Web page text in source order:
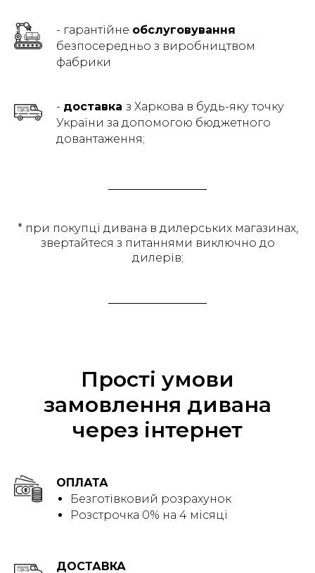
- гарантійне обслуговування
безпосередньо з виробництвом
фабрики
- доставка з Харкова в будь-яку точку
України за допомогою бюджетного
довантаження;
* при покупці дивана в дилерських магазинах,
звертайтеся з питаннями виключно до
дилерів;
Прості умови
замовлення дивана
через інтернет
ОПЛАТА
Безготівковий розрахунок
Розстрочка 0% на 4 місяці
ДОСТАВКА